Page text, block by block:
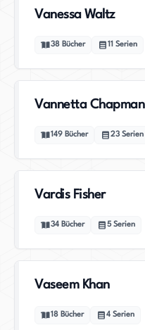
Vanessa Waltz
38 Bücher 11 Serien
Vannetta Chapman
149 Bücher 23 Serien
Vardis Fisher
34 Bücher 5 Serien
Vaseem Khan
18 Bücher 4 Serien